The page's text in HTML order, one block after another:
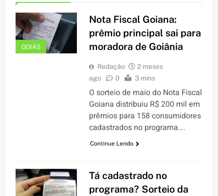
GOIÁS
Nota Fiscal Goiana:
prêmio principal sai para
moradora de Goiânia
Redação
2 meses
ago
0 3 mins
O sorteio de maio do Nota Fiscal
Goiana distribuiu R$ 200 mil em
prêmios para 158 consumidores
cadastrados no programa….
Continue Lendo
Tá cadastrado no
programa? Sorteio da